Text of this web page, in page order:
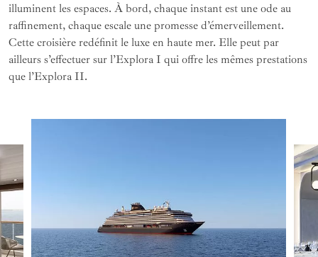
illuminent les espaces. À bord, chaque instant est une ode au
raffinement, chaque escale une promesse d’émerveillement.
Cette croisière redéfinit le luxe en haute mer. Elle peut par
ailleurs s’effectuer sur l’Explora I qui offre les mêmes prestations
que l’Explora II.